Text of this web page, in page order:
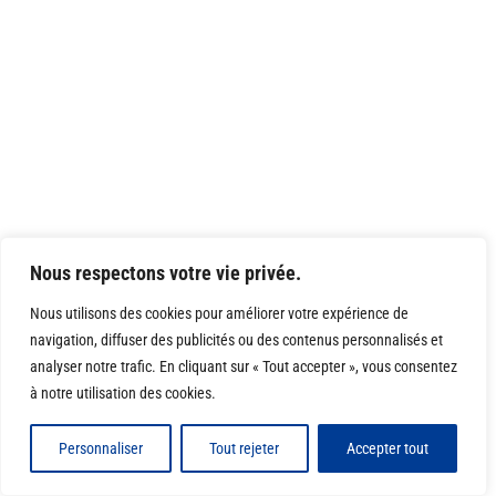
Nous respectons votre vie privée.
Nous utilisons des cookies pour améliorer votre expérience de
navigation, diffuser des publicités ou des contenus personnalisés et
analyser notre trafic. En cliquant sur « Tout accepter », vous consentez
à notre utilisation des cookies.
Personnaliser Tout rejeter Accepter tout